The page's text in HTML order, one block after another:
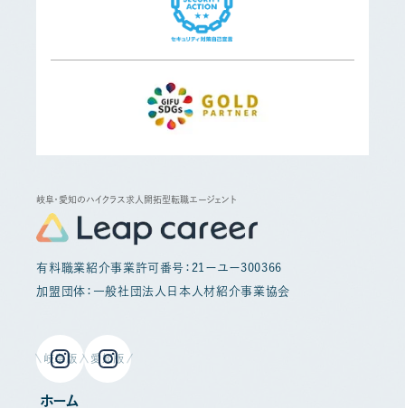
岐阜・愛知のハイクラス求人開拓型転職エージェント
有料職業紹介事業許可番号：21ーユー300366
加盟団体：一般社団法人日本人材紹介事業協会
岐阜版 愛知版
ホーム